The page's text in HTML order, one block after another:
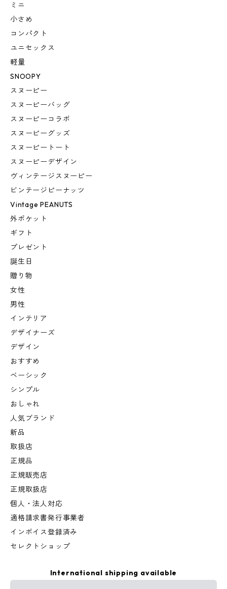
ミニ
小さめ
コンパクト
ユニセックス
軽量
SNOOPY
スヌーピー
スヌーピーバッグ
スヌーピーコラボ
スヌーピーグッズ
スヌーピートート
スヌーピーデザイン
ヴィンテージスヌーピー
ビンテージピーナッツ
Vintage PEANUTS
外ポケット
ギフト
プレゼント
誕生日
贈り物
女性
男性
インテリア
デザイナーズ
デザイン
おすすめ
ベーシック
シンプル
おしゃれ
人気ブランド
新品
取扱店
正規品
正規販売店
正規取扱店
個人・法人対応
適格請求書発行事業者
インボイス登録済み
セレクトショップ
International shipping available